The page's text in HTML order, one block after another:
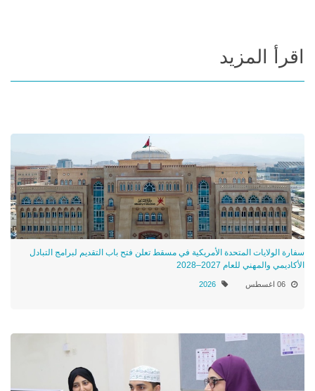
اقرأ المزيد
سفارة الولايات المتحدة الأمريكية في مسقط تعلن فتح باب التقديم لبرامج التبادل
الأكاديمي والمهني للعام 2027–2028
06 اغسطس 2026